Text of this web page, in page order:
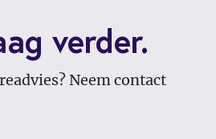
verder.
Neem contact